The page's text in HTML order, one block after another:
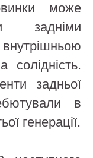
може
задніми
задньої
в
генерації.